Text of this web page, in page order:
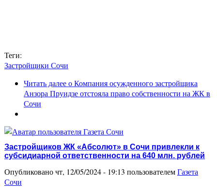
Теги:
Застройщики Сочи
Читать далеео Компания осужденного застройщика
Анзора Пруидзе отстояла право собственности на ЖК в
Сочи
Застройщиков ЖК «Абсолют» в Сочи привлекли к
субсидиарной ответственности на 640 млн. рублей
Опубликовано чт, 12/05/2024 - 19:13 пользователемГазета
Сочи